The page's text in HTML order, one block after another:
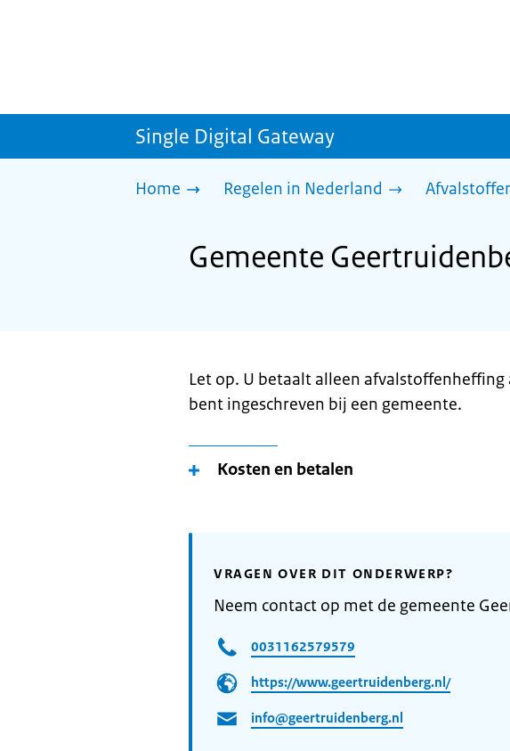
Single Digital Gateway
Home Regelen in Nederland
Gemeente
Let op. U betaalt alleen
bent ingeschreven bij een gemeente.
Kosten en betalen
VRAGEN OVER DIT ONDERWERP?
Neem contact op met de gemeente
0031162579579
https://www.geertruidenberg.nl/
info@geertruidenberg.nl